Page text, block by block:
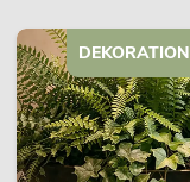
DEKORATION